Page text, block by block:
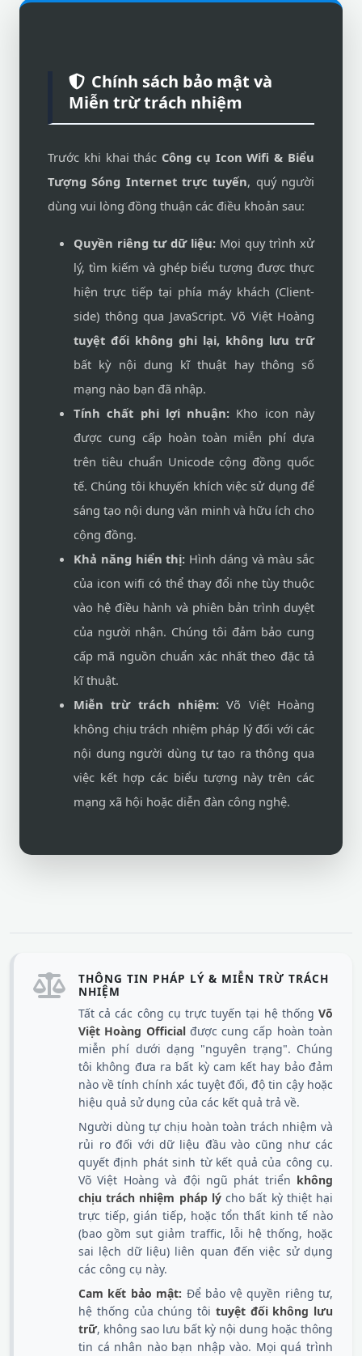
Chính sách bảo mật và
Miễn trừ trách nhiệm
Trước khi khai thác Công cụ Icon Wifi & Biểu
Tượng Sóng Internet trực tuyến, quý người
dùng vui lòng đồng thuận các điều khoản sau:
Quyền riêng tư dữ liệu: Mọi quy trình xử
lý, tìm kiếm và ghép biểu tượng được thực
hiện trực tiếp tại phía máy khách (Client-
side) thông qua JavaScript. Võ Việt Hoàng
tuyệt đối không ghi lại, không lưu trữ
bất kỳ nội dung kĩ thuật hay thông số
mạng nào bạn đã nhập.
Tính chất phi lợi nhuận: Kho icon này
được cung cấp hoàn toàn miễn phí dựa
trên tiêu chuẩn Unicode cộng đồng quốc
tế. Chúng tôi khuyến khích việc sử dụng để
sáng tạo nội dung văn minh và hữu ích cho
cộng đồng.
Khả năng hiển thị: Hình dáng và màu sắc
của icon wifi có thể thay đổi nhẹ tùy thuộc
vào hệ điều hành và phiên bản trình duyệt
của người nhận. Chúng tôi đảm bảo cung
cấp mã nguồn chuẩn xác nhất theo đặc tả
kĩ thuật.
Miễn trừ trách nhiệm: Võ Việt Hoàng
không chịu trách nhiệm pháp lý đối với các
nội dung người dùng tự tạo ra thông qua
việc kết hợp các biểu tượng này trên các
mạng xã hội hoặc diễn đàn công nghệ.
THÔNG TIN PHÁP LÝ & MIỄN TRỪ TRÁCH
NHIỆM
Tất cả các công cụ trực tuyến tại hệ thống Võ
Việt Hoàng Officialđược cung cấp hoàn toàn
miễn phí dưới dạng "nguyên trạng". Chúng
tôi không đưa ra bất kỳ cam kết hay bảo đảm
nào về tính chính xác tuyệt đối, độ tin cậy hoặc
hiệu quả sử dụng của các kết quả trả về.
Người dùng tự chịu hoàn toàn trách nhiệm và
rủi ro đối với dữ liệu đầu vào cũng như các
quyết định phát sinh từ kết quả của công cụ.
Võ Việt Hoàng và đội ngũ phát triển không
chịu trách nhiệm pháp lýcho bất kỳ thiệt hại
trực tiếp, gián tiếp, hoặc tổn thất kinh tế nào
(bao gồm sụt giảm traffic, lỗi hệ thống, hoặc
sai lệch dữ liệu) liên quan đến việc sử dụng
các công cụ này.
Cam kết bảo mật: Để bảo vệ quyền riêng tư,
hệ thống của chúng tôi tuyệt đối không lưu
trữ, không sao lưu bất kỳ nội dung hoặc thông
tin cá nhân nào bạn nhập vào. Mọi quá trình